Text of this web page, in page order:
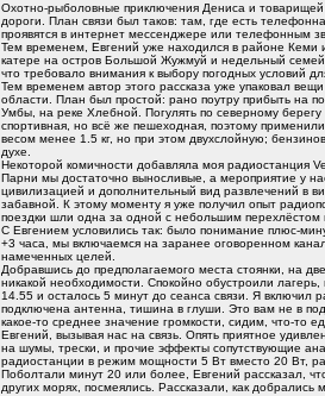
Охотно-рыболовные приключения Дениса и товарищей
дороги. План связи был таков: там, где есть
проявятся в интернет мессенджере или телефонным
Тем временем, Евгений уже находился в районе
катере на остров Большой Жужмуй и недельный
что требовало внимания к выбору погодных условий
Тем временем автор этого рассказа уже упаковал
области. План был простой: рано поутру прибыть на
Умбы, на реке Хлебной. Погулять по северному
спортивная, но всё же пешеходная, поэтому
весом менее 1.5 кг, но при этом двухслойную;
духе.
Некоторой комичности добавляла моя радиостанция
Парни мы достаточно выносливые, а мероприятие у
цивилизацией и дополнительный вид развлечений в
забавной. К этому моменту я уже получил опыт
поездки шли одна за одной с небольшим перехлёстом
С Евгением условились так: было понимание плюс-
+3 часа, мы включаемся на заранее оговоренном
намеченных целей.
Добравшись до предполагаемого места стоянки, на
никакой необходимости. Спокойно обустроили
14.55 и осталось 5 минут до сеанса связи. Я включил
подключена антенна, тишина в глуши. Это вам не в
какое-то среднее значение громкости, сидим, что-то
Евгений, вызывая нас на связь. Опять приятное
на шумы, трески, и прочие эффекты сопутствующие
радиостанции в режим мощности 5 Вт вместо 20 Вт,
Поболтали минут 20 или более, Евгений рассказал,
других морях, посмеялись. Рассказали, как